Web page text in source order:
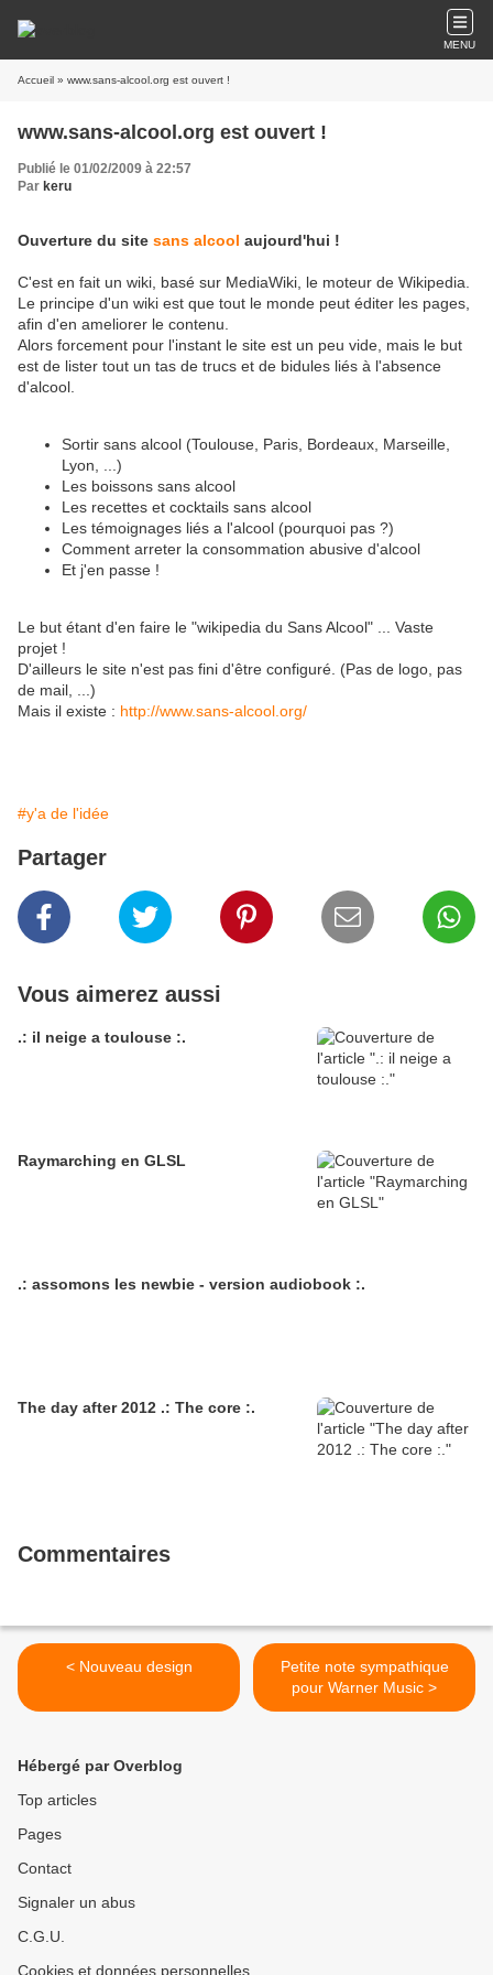
MENU
Accueil » www.sans-alcool.org est ouvert !
www.sans-alcool.org est ouvert !
Publié le 01/02/2009 à 22:57
Par keru
Ouverture du site sans alcool aujourd'hui !
C'est en fait un wiki, basé sur MediaWiki, le moteur de Wikipedia.
Le principe d'un wiki est que tout le monde peut éditer les pages,
afin d'en ameliorer le contenu.
Alors forcement pour l'instant le site est un peu vide, mais le but
est de lister tout un tas de trucs et de bidules liés à l'absence
d'alcool.
Sortir sans alcool (Toulouse, Paris, Bordeaux, Marseille,
Lyon, ...)
Les boissons sans alcool
Les recettes et cocktails sans alcool
Les témoignages liés a l'alcool (pourquoi pas ?)
Comment arreter la consommation abusive d'alcool
Et j'en passe !
Le but étant d'en faire le "wikipedia du Sans Alcool" ... Vaste
projet !
D'ailleurs le site n'est pas fini d'être configuré. (Pas de logo, pas
de mail, ...)
Mais il existe : http://www.sans-alcool.org/
#y'a de l'idée
Partager
Vous aimerez aussi
.: il neige a toulouse :.
Raymarching en GLSL
.: assomons les newbie - version audiobook :.
The day after 2012 .: The core :.
Commentaires
< Nouveau design
Petite note sympathique
pour Warner Music >
Hébergé par Overblog
Top articles
Pages
Contact
Signaler un abus
C.G.U.
Cookies et données personnelles